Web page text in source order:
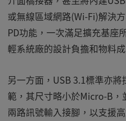
或無線區域網路(Wi-Fi)解決
PD功能，一次滿足擴充基座
輕系統廠的設計負擔和物料成
另一方面，USB 3.1標準亦
範，其尺寸略小於Micro-B，
兩路訊號輸入接腳，以支援